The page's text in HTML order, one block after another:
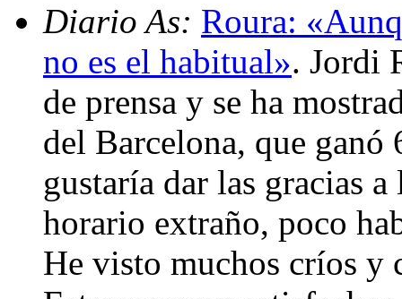
Diario As: Roura:
no es el habitual». Jordi
de prensa y se ha
del Barcelona, que
gustaría dar las gracias
horario extraño, poco
He visto muchos críos y